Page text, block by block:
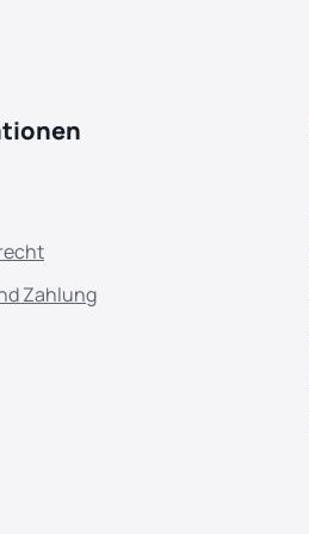
Zahlung